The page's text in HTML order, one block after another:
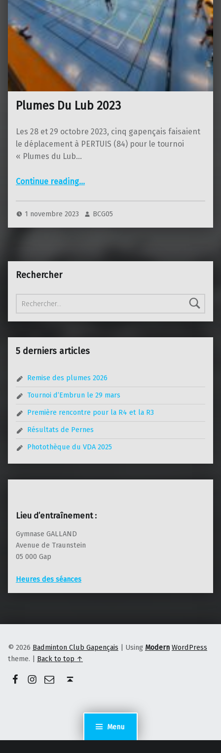
Menu
Plumes Du Lub 2023
Les 28 et 29 octobre 2023, cinq gapençais faisaient
le déplacement à PERTUIS (84) pour le tournoi
« Plumes du Lub…
Continue reading…
1 novembre 2023 BCG05
Rechercher
Rechercher :
5 derniers articles
Remise des plumes 2026
Tournoi d’Embrun le 29 mars
Première rencontre pour la R4 et la R3
Résultats de Pernes
Photothèque du VDA 2025
Lieu d’entraînement :
Gymnase GALLAND
Avenue de Traunstein
05 000 Gap
Heures des séances
© 2026 Badminton Club Gapençais | Using Modern WordPress
theme. | Back to top ↑